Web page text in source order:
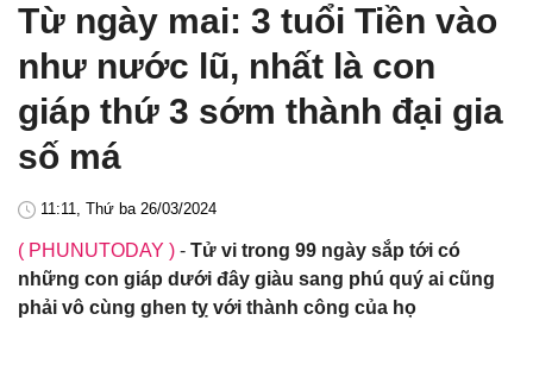
Từ ngày mai: 3 tuổi Tiền vào
như nước lũ, nhất là con
giáp thứ 3 sớm thành đại gia
số má
11:11, Thứ ba 26/03/2024
( PHUNUTODAY ) - Tử vi trong 99 ngày sắp tới có
những con giáp dưới đây giàu sang phú quý ai cũng
phải vô cùng ghen tỵ với thành công của họ